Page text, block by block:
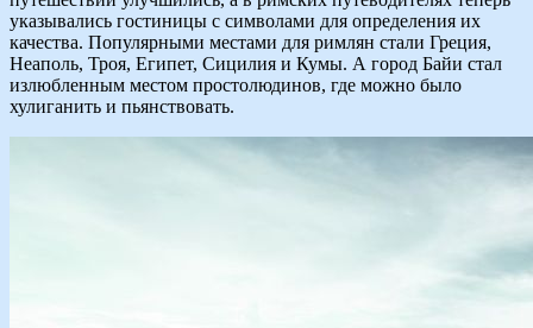
указывались гостиницы с символами для определения их
качества. Популярными местами для римлян стали Греция,
Неаполь, Троя, Египет, Сицилия и Кумы. А город Байи стал
излюбленным местом простолюдинов, где можно было
хулиганить и пьянствовать.